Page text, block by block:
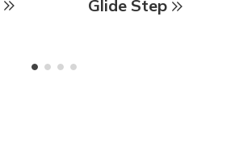
Glide Step